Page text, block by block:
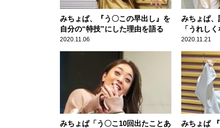
みちょぱ、『う〇この早出し』を
自分の“特技”にした理由を語る
2020.11.06
みちょぱ
「うれし
明かす
2020.11.21
みちょぱ「う〇こ10回出たことあ
みちょぱ